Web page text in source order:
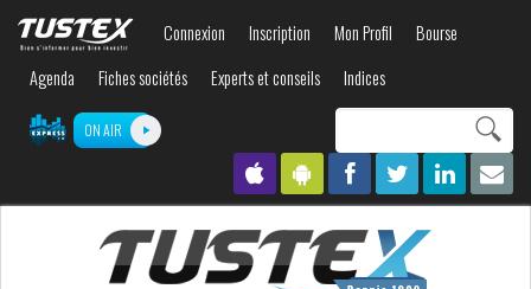
contenu
Connexion Inscription Mon Profil
Bourse
Agenda
Fiches sociétés Experts et conseils Indices
ON AIR
recherche